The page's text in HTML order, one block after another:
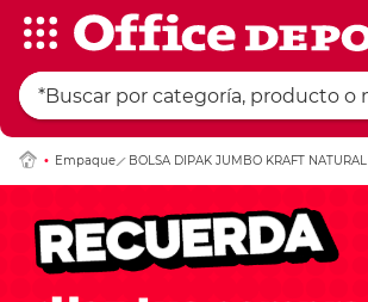
Empaque BOLSA DIPAK JUMBO KRAFT NATURAL